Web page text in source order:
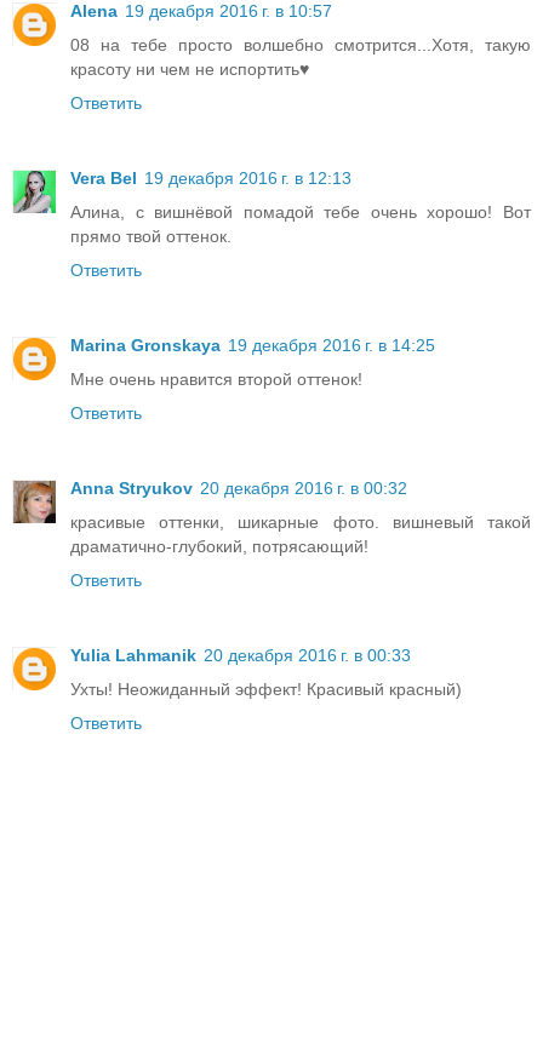
Alena 19 декабря 2016 г. в 10:57
08 на тебе просто волшебно смотрится...Хотя, такую
красоту ни чем не испортить♥
Ответить
Vera Bel 19 декабря 2016 г. в 12:13
Алина, с вишнёвой помадой тебе очень хорошо! Вот
прямо твой оттенок.
Ответить
Marina Gronskaya 19 декабря 2016 г. в 14:25
Мне очень нравится второй оттенок!
Ответить
Anna Stryukov 20 декабря 2016 г. в 00:32
красивые оттенки, шикарные фото. вишневый такой
драматично-глубокий, потрясающий!
Ответить
Yulia Lahmanik 20 декабря 2016 г. в 00:33
Ухты! Неожиданный эффект! Красивый красный)
Ответить